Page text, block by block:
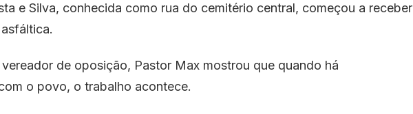
e Silva, conhecida como rua do cemitério central, começou a receber
de oposição, Pastor Max mostrou que quando há
o povo, o trabalho acontece.